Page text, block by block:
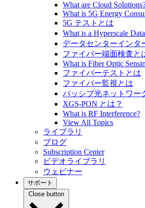
What are Cloud
What is 5G Energy
5G テストとは
What is a Hyperscale
データセンターインタ
ファイバー端面検査と
What is Fiber Optic
ファイバーテストとは
ファイバー監視とは
パッシブ光ネットワー
XGS-PON とは？
What is RF Interference?
View All Topics
ライブラリ
ブログ
Subscription Center
ビデオライブラリ
ウェビナー
サポート
Close button